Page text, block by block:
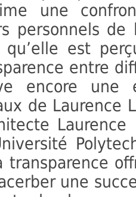
une
personnels
est
entre
encore une
de Laurence
transparence
une